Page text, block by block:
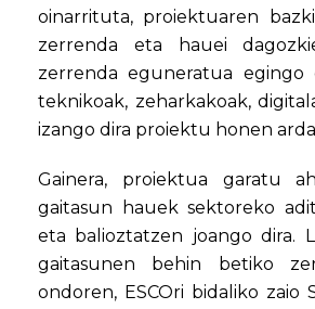
oinarrituta, proiektuaren
zerrenda eta hauei
zerrenda eguneratua egingo
teknikoak, zeharkakoak,
izango dira proiektu honen
Gainera, proiektua garatu
gaitasun hauek sektoreko
eta balioztatzen joango dira.
gaitasunen behin betiko
ondoren, ESCOri bidaliko zaio